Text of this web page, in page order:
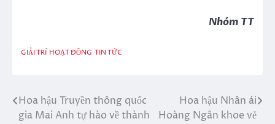
Nhóm TT
GIẢI TRÍ HOẠT ĐỘNG TIN TỨC
Điều
Hoa hậu Truyền thông quốc
gia Mai Anh tự hào về thành
Hoa hậu Nhân ái
Hoàng Ngân khoe vẻ